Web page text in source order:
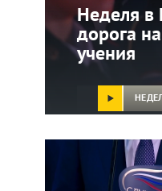
Неделя
дорога
учения